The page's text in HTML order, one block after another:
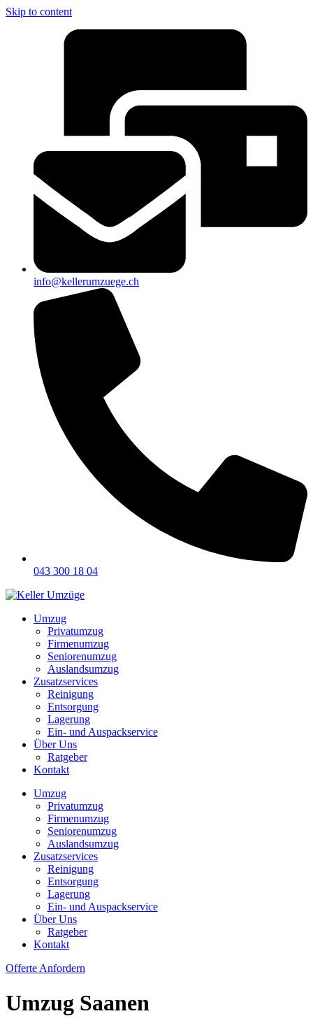
Skip to content
info@kellerumzuege.ch
043 300 18 04
Umzug
Privatumzug
Firmenumzug
Seniorenumzug
Auslandsumzug
Zusatzservices
Reinigung
Entsorgung
Lagerung
Ein- und Auspackservice
Über Uns
Ratgeber
Kontakt
Umzug
Privatumzug
Firmenumzug
Seniorenumzug
Auslandsumzug
Zusatzservices
Reinigung
Entsorgung
Lagerung
Ein- und Auspackservice
Über Uns
Ratgeber
Kontakt
Offerte Anfordern
Umzug Saanen